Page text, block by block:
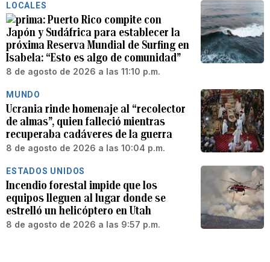
LOCALES
Puerto Rico compite con
Japón y Sudáfrica para establecer la
próxima Reserva Mundial de Surfing en
Isabela: “Esto es algo de comunidad”
8 de agosto de 2026 a las 11:10 p.m.
MUNDO
Ucrania rinde homenaje al “recolector
de almas”, quien falleció mientras
recuperaba cadáveres de la guerra
8 de agosto de 2026 a las 10:04 p.m.
ESTADOS UNIDOS
Incendio forestal impide que los
equipos lleguen al lugar donde se
estrelló un helicóptero en Utah
8 de agosto de 2026 a las 9:57 p.m.